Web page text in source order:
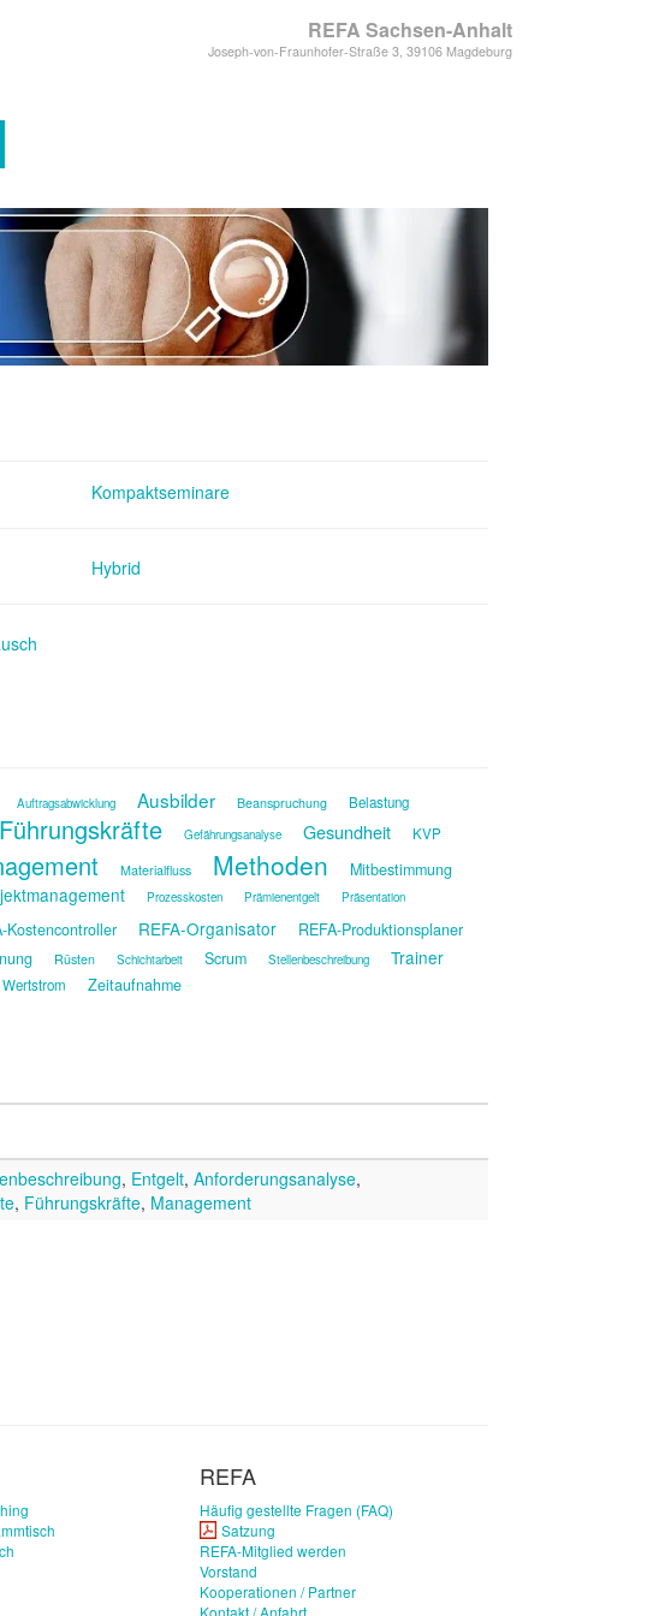
REFA Sachsen-Anhalt
Joseph-von-Fraunhofer-Straße 3, 39106 Magdeburg
Kompaktseminare
Hybrid
Auftragsabwicklung Ausbilder Beanspruchung Belastung
Führungskräfte Gefährungsanalyse Gesundheit KVP
Materialfluss Methoden
Mitbestimmung
Prozesskosten Prämienentgelt Präsentation
Kostencontroller REFA-Organisator REFA-Produktionsplaner
Rüsten Schichtarbeit Scrum Stellenbeschreibung Trainer
Wertstrom Zeitaufnahme
, Entgelt, Anforderungsanalyse,
, Führungskräfte, Management
REFA
Häufig gestellte Fragen (FAQ)
Satzung
REFA-Mitglied werden
Vorstand
Kooperationen / Partner
Kontakt / Anfahrt